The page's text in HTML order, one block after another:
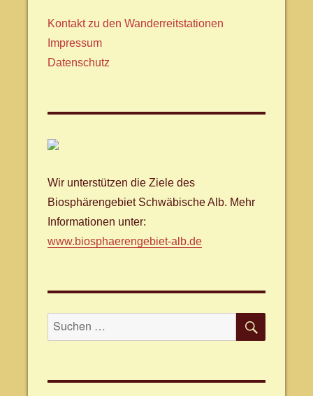
Kontakt zu den Wanderreitstationen
Impressum
Datenschutz
Wir unterstützen die Ziele des
Biosphärengebiet Schwäbische Alb. Mehr
Informationen unter:
www.biosphaerengebiet-alb.de
Suche
nach: